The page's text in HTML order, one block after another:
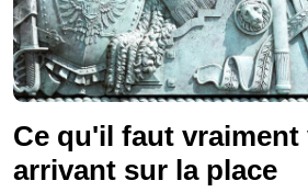
Ce qu'il faut vraiment
arrivant sur la place